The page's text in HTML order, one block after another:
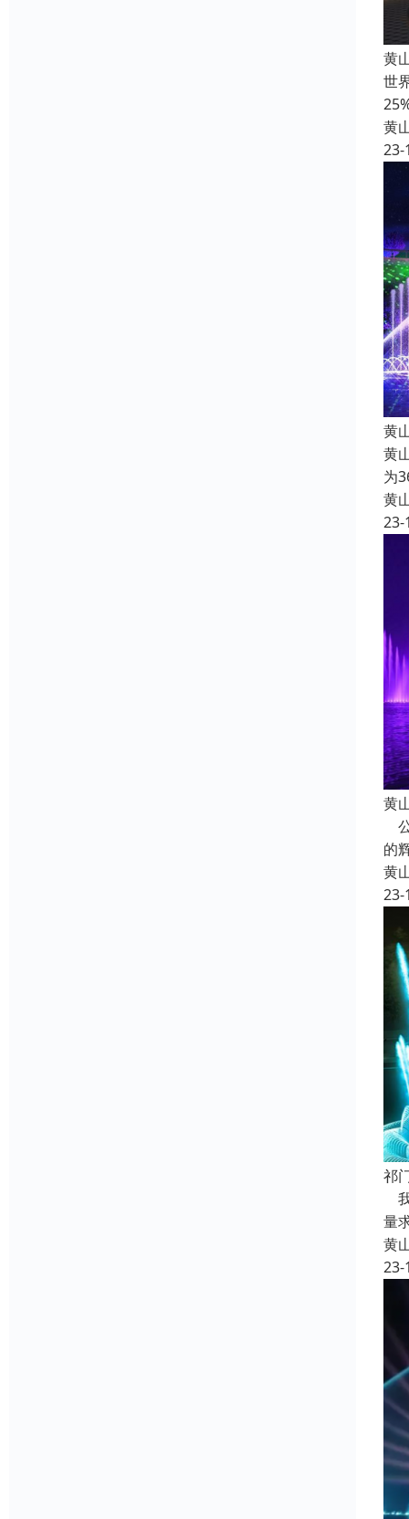
黄
世
黄
23-
黄
黄
为
黄
23-
黄
的
黄
23-
祁
量
黄
23-